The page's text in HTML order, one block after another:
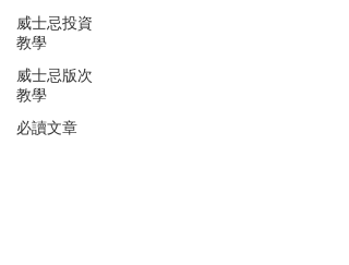
威士忌投資
教學
威士忌版次
教學
必讀文章